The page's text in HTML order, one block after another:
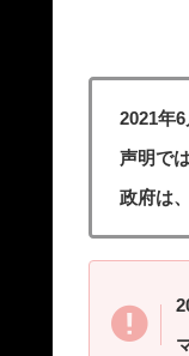
2021年
声明で
政府は